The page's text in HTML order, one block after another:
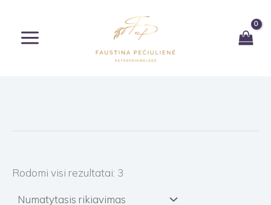
turinio
Rodomi visi rezultatai: 3